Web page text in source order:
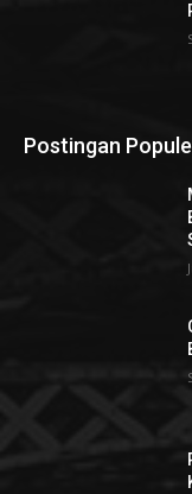
Postingan